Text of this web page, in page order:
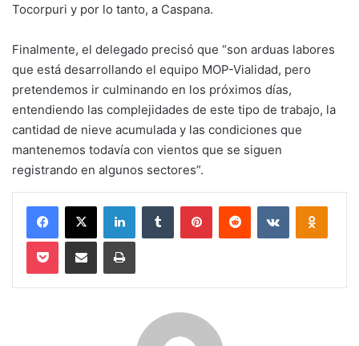
Tocorpuri y por lo tanto, a Caspana.
Finalmente, el delegado precisó que “son arduas labores
que está desarrollando el equipo MOP-Vialidad, pero
pretendemos ir culminando en los próximos días,
entendiendo las complejidades de este tipo de trabajo, la
cantidad de nieve acumulada y las condiciones que
mantenemos todavía con vientos que se siguen
registrando en algunos sectores”.
Facebook
X LinkedInTumblr PinterestReddit VKontakte
Pocket Compartir via email Imprimir